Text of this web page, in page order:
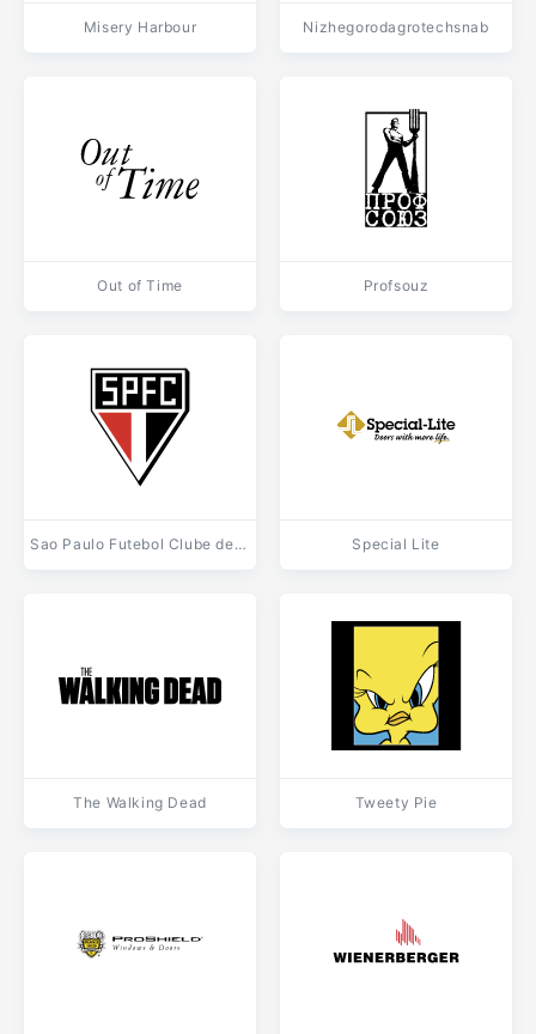
Misery Harbour Nizhegorodagrotechsnab
Out of Time Profsouz
Sao Paulo Futebol Clube de Assis SP Special Lite
The Walking Dead Tweety Pie